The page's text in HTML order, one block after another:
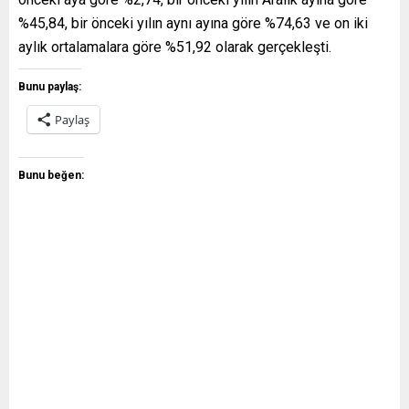
%45,84, bir önceki yılın aynı ayına göre %74,63 ve on iki
aylık ortalamalara göre %51,92 olarak gerçekleşti.
Bunu paylaş:
Paylaş
Bunu beğen: